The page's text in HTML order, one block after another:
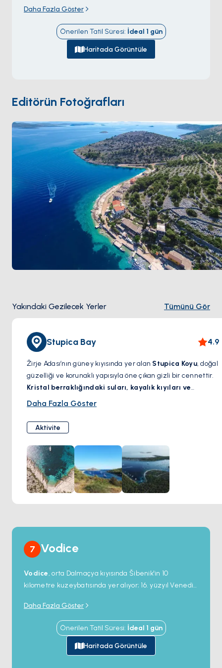
kaçış noktası sunar.Engebeli kıyı şeridi, gizli koylar
ve kristal berraklığındaki sularıile Žirje,
yelkenciler, dalış tutkunları ve doğa severler için bir
Šibenik takımadalarının en dış kesiminde yer alan
manzaralı yürüyüş parkurları ile modern hayatın hızlı
temposundan uzaklaşmak isteyenler için ideal bir
destinasyondur.
Samimi yerel halkı ve
Adriyatik'in açık denizine
uzanan muhteşem görünümleriyle, Žirje,
ziyaretçilerinedoğanın en saf haliyle tadını
çıkarabilecekleri bir deneyimsunuyor.
Daha Fazla Göster
Önerilen Tatil Süresi: İdeal 1 gün
Haritada Görüntüle
Editörün Fotoğrafları
Yakındaki Gezilecek Yerler Tümünü Gör
Stupica Bay 4.9
Žirje Adası’nın güney kıyısında yer alan Stupica Koyu, doğal
güzelliği ve korunaklı yapısıyla öne çıkan gizli bir cennettir.
Kristal berraklığındaki suları, kayalık kıyıları ve
yemyeşil doğasıyla
Adriyatik’in huzurlu atmosferinin tadını çıkarmak için ideal
bir noktadır. Macera arayan gezginler ve tekneyle keşif
yapanlar içinStupica Koyu, mutlaka ziyaret edilmesi
gereken bir duraktır.
Daha Fazla Göster
Aktivite
7 Vodice
Vodice, orta Dalmaçya kıyısında Šibenik'in 10
kilometre kuzeybatısında yer alıyor; 16. yüzyıl Venedik
anlamına geliyor) etrafında bir balıkçı köyünden
büyümüş çalışan bir turistik tatil yeri.ACI Marina
(380 iskele) Šibenik bölgesi için ana charter
alış üssü ve daha kalabalık Šibenik şehir marinalarına
popüler bir alternatif. Kasabanın 4 kilometrelik sahil
Daha Fazla Göster
Önerilen Tatil Süresi: İdeal 1 gün
Haritada Görüntüle